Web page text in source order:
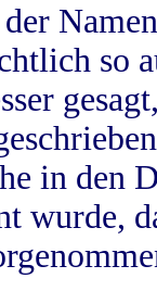
so
in
wurde,